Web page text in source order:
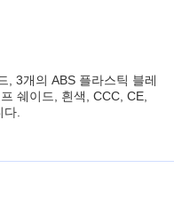
, 3개의 ABS 플라스틱 블레
쉐이드, 흰색, CCC, CE,
.